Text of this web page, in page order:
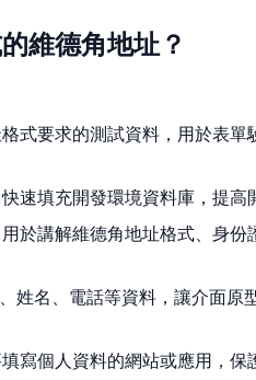
維德角地址？
式要求的測試資料，用於表
速填充開發環境資料庫，提高
於講解維德角地址格式、身
姓名、電話等資料，讓介面原
寫個人資料的網站或應用，保